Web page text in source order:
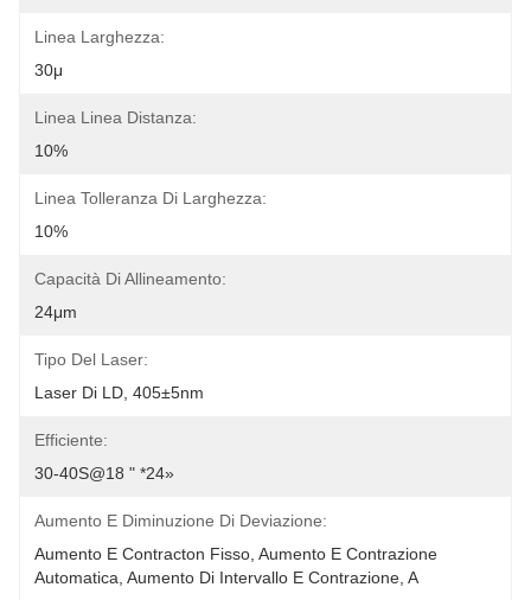
Linea Larghezza:
30μ
Linea Linea Distanza:
10%
Linea Tolleranza Di Larghezza:
10%
Capacità Di Allineamento:
24μm
Tipo Del Laser:
Laser Di LD, 405±5nm
Efficiente:
30-40S@18 " *24»
Aumento E Diminuzione Di Deviazione:
Aumento E Contracton Fisso, Aumento E Contrazione
Automatica, Aumento Di Intervallo E Contrazione, A